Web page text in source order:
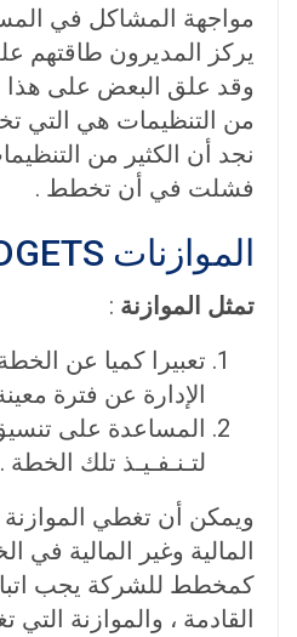
مواجهة المشاكل في
يركز المديرون طاقتهم
وقد علق البعض على هذا
من التنظيمات هي التي
نجد أن الكثير من
فشلت في أن تخطط .
الموازنات BUDGETS
تمثل الموازنة :
تعبيرا كميا عن
الإدارة عن فترة
المساعدة على تنسيق
لتـنـفـيـذ تلك الخطة .
ويمكن أن تغطي الموازنة
المالية وغير المالية في
كمخطط للشركة يجب
القادمة ، والموازنة